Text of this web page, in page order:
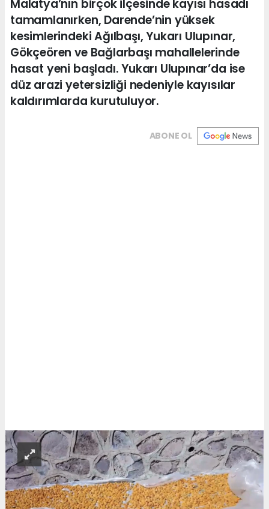
Malatya’nın birçok ilçesinde kayısı hasadı
tamamlanırken, Darende’nin yüksek
kesimlerindeki Ağılbaşı, Yukarı Ulupınar,
Gökçeören ve Bağlarbaşı mahallelerinde
hasat yeni başladı. Yukarı Ulupınar’da ise
düz arazi yetersizliği nedeniyle kayısılar
kaldırımlarda kurutuluyor.
ABONE OL